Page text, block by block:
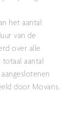
het aantal
van de
over alle
totaal aantal
door Movaris.